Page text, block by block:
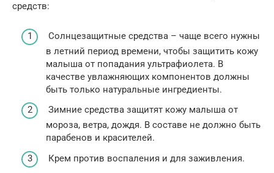
средств:
Солнцезащитные средства – чаще всего нужны
в летний период времени, чтобы защитить кожу
малыша от попадания ультрафиолета. В
качестве увлажняющих компонентов должны
быть только натуральные ингредиенты.
Зимние средства защитят кожу малыша от
мороза, ветра, дождя. В составе не должно быть
парабенов и красителей.
Крем против воспаления и для заживления.